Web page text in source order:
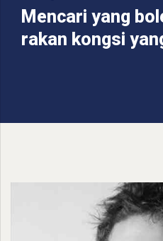
Mencari yang
rakan kongsi